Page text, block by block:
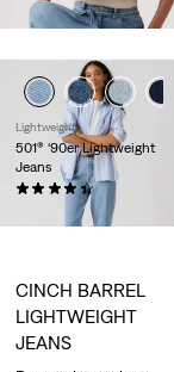
Lightweight
501® ‘90er Lightweight
Jeans
CINCH BARREL
LIGHTWEIGHT
JEANS